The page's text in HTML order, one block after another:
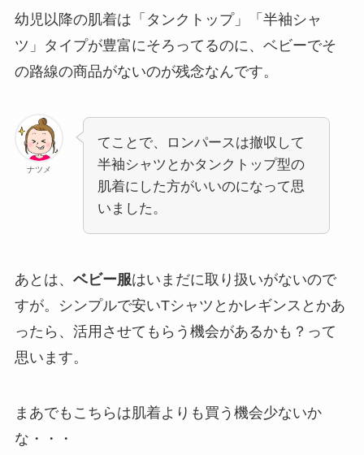
幼児以降の肌着は「タンクトップ」「半袖シャ
ツ」タイプが豊富にそろってるのに、ベビーでそ
の路線の商品がないのが残念なんです。
ナツメ
てことで、ロンパースは撤収して
半袖シャツとかタンクトップ型の
肌着にした方がいいのになって思
いました。
あとは、 ベビー服はいまだに取り扱いがないので
すが。シンプルで安いTシャツとかレギンスとかあ
ったら、活用させてもらう機会があるかも？って
思います。
まあでもこちらは肌着よりも買う機会少ないか
な・・・